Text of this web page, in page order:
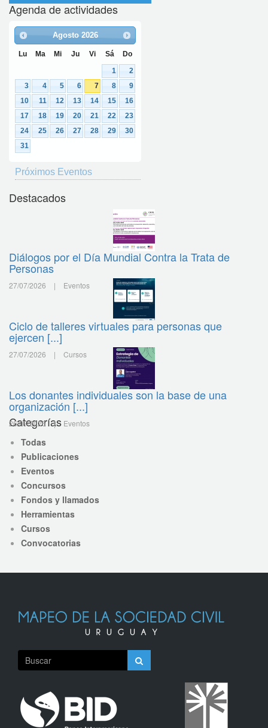
Agenda de actividades
Agosto 2026
Lu Ma Mi Ju Vi Sá Do
1
2
3
4 5 6 7 8
9
10
11 12 13 14 15
16
17
18 19 20 21 22
23
24
25 26 27 28 29
30
31
Próximos Eventos
Destacados
Diálogos por el Día Mundial Contra la Trata de
Personas
27/07/2026 | Eventos
Ciclo de talleres virtuales para personas que
ejercen [...]
27/07/2026 | Cursos
Los donantes individuales son la base de una
organización [...]
26/07/2026 | Eventos
Categorías
Todas
Publicaciones
Eventos
Concursos
Fondos y llamados
Herramientas
Cursos
Convocatorias